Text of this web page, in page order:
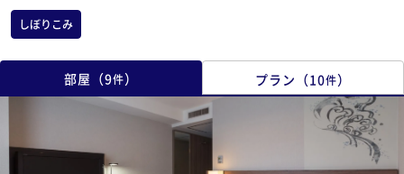
しぼりこみ
部屋 （9件） プラン （10件）